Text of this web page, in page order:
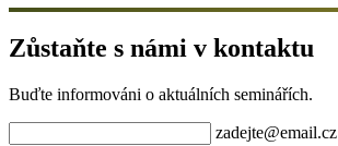
Zůstaňte s námi v kontaktu
Buďte informováni o aktuálních seminářích.
zadejte@email.cz